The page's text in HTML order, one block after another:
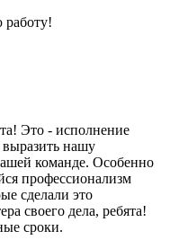
работу!
Это - исполнение
нашу
команде. Особенно
профессионализм
сделали это
своего дела, ребята!
сроки.